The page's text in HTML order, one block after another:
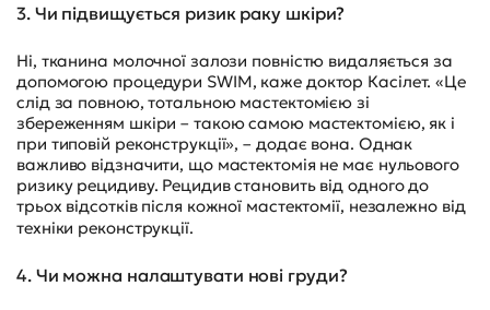
3. Чи підвищується ризик раку шкіри?
Ні, тканина молочної залози повністю видаляється за
допомогою процедури SWIM, каже доктор Касілет. «Це
слід за повною, тотальною мастектомією зі
збереженням шкіри – такою самою мастектомією, як і
при типовій реконструкції», – додає вона. Однак
важливо відзначити, що мастектомія не має нульового
ризику рецидиву. Рецидив становить від одного до
трьох відсотків після кожної мастектомії, незалежно від
техніки реконструкції.
4. Чи можна налаштувати нові груди?